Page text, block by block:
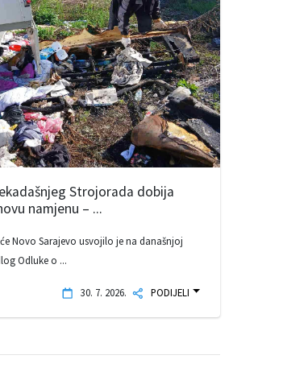
Strojorada dobija
namjenu – ...
Novo Sarajevo usvojilo je na današnjoj
Odluke o ...
30. 7. 2026. PODIJELI